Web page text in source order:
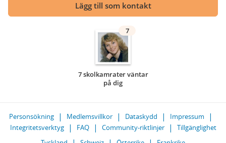
Lägg till som kontakt
7
7 skolkamrater väntar
på dig
Personsökning Medlemsvillkor Dataskydd
Impressum
Integritetsverktyg
FAQ Community-riktlinjer
Tillgänglighet